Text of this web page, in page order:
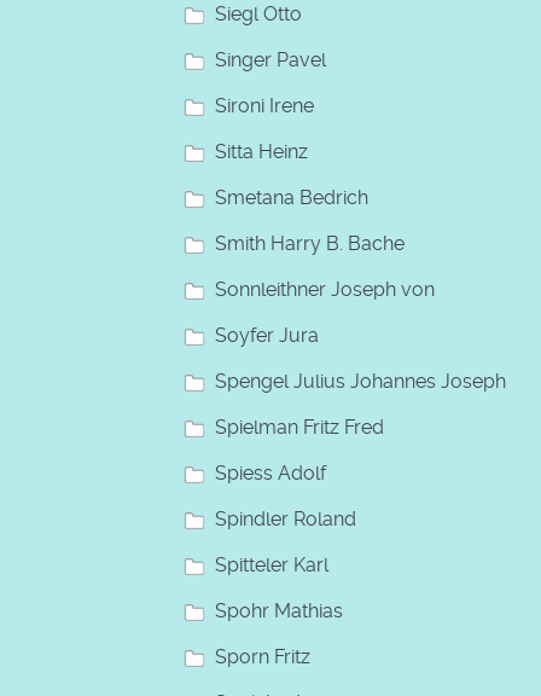
Siegl Otto
Singer Pavel
Sironi Irene
Sitta Heinz
Smetana Bedrich
Smith Harry B. Bache
Sonnleithner Joseph von
Soyfer Jura
Spengel Julius Johannes Joseph
Spielman Fritz Fred
Spiess Adolf
Spindler Roland
Spitteler Karl
Spohr Mathias
Sporn Fritz